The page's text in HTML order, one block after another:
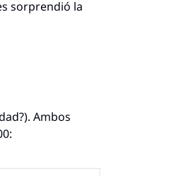
sorprendió la
Ambos